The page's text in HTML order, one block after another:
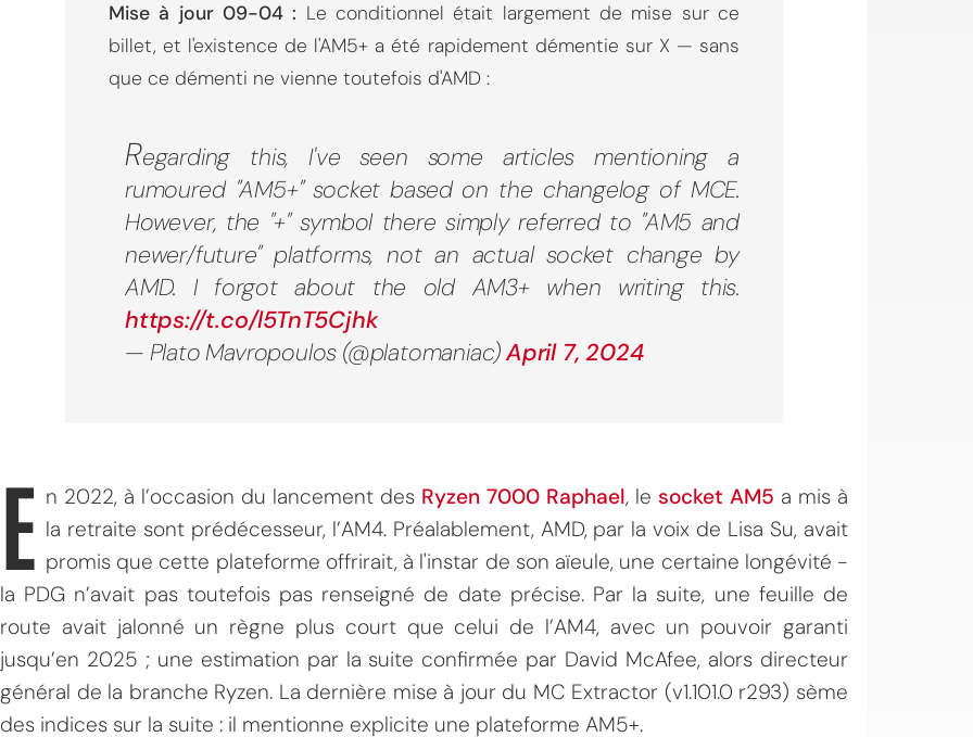
Mise à jour 09-04 : Le conditionnel était largement de mise sur ce
billet, et l'existence de l'AM5+ a été rapidement démentie sur X — sans
que ce démenti ne vienne toutefois d'AMD :
Regarding this, I've seen some articles mentioning a
rumoured "AM5+" socket based on the changelog of MCE.
However, the "+" symbol there simply referred to "AM5 and
newer/future" platforms, not an actual socket change by
AMD. I forgot about the old AM3+ when writing this.
https://t.co/l5TnT5Cjhk
— Plato Mavropoulos (@platomaniac)April 7, 2024
E n 2022, à l’occasion du lancement des Ryzen 7000 Raphael, le socket AM5 a mis à
la retraite sont prédécesseur, l’AM4. Préalablement, AMD, par la voix de Lisa Su, avait
promis que cette plateforme offrirait, à l'instar de son aïeule, une certaine longévité -
la PDG n’avait pas toutefois pas renseigné de date précise. Par la suite, une feuille de
route avait jalonné un règne plus court que celui de l’AM4, avec un pouvoir garanti
jusqu’en 2025 ; une estimation par la suite confirmée par David McAfee, alors directeur
général de la branche Ryzen. La dernière mise à jour du MC Extractor (v1.101.0 r293) sème
des indices sur la suite : il mentionne explicite une plateforme AM5+.